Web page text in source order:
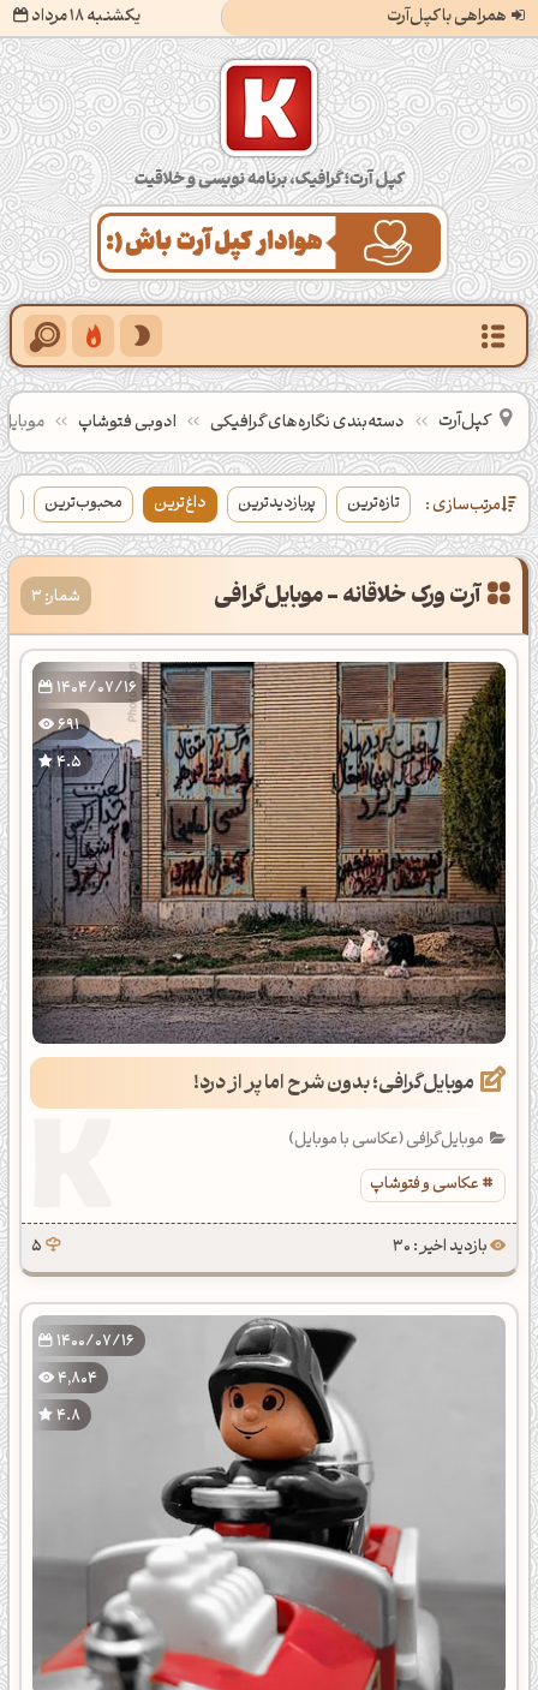
همراهی با کپل‌آرت یکشنبه 18 مرداد
کپل‌آرت؛ گرافیک، برنامه‌نویسی و خلاقیت
کپل‌آرت دسته‌بندی‌ نگاره‌های گرافیکی ادوبی فتوشاپ
مرتب‌سازی : تازه‌ترین پربازدیدترین داغ‌ترین محبوب‌ترین
آرت ورک خلاقانه - موبایل‌گرافی
(عکاسی با موبایل)
شمار: 3
1404/07/16
691
4.5
موبایل‌گرافی؛ بدون شرح اما پر از درد!
موبایل‌گرافی (عکاسی با موبایل)
عکاسی و فتوشاپ
بازدید اخیر : 30 5
1400/07/16
4,804
4.8